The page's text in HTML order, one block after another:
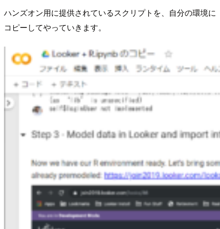
ハンズオン用に提供されているスクリプトを、自分の環境に
コピーしてやっていきます。